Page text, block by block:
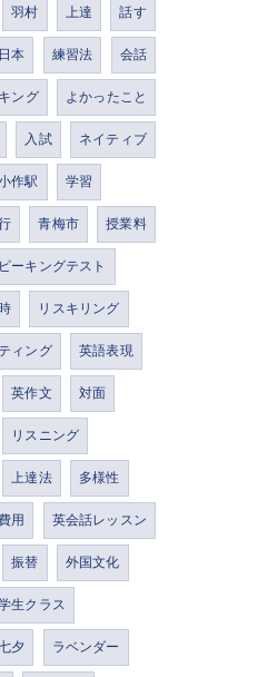
羽村 上達
話す
日本 練習法
会話
ング
よかったこと
入試
ネイティブ
作駅
学習
青梅市
授業料
ーキングテスト
リスキリング
ィング
英語表現
英作文
対面
リスニング
上達法
多様性
用
英会話レッスン
振替
外国文化
生クラス
夕
ラベンダー